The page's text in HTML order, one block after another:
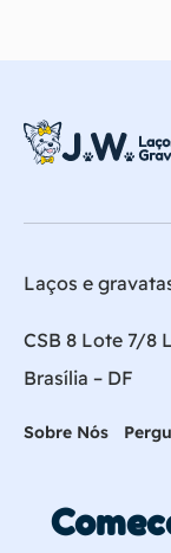
Laços e
CSB 8 Lote 7/8
Brasília – DF
Sobre Nós